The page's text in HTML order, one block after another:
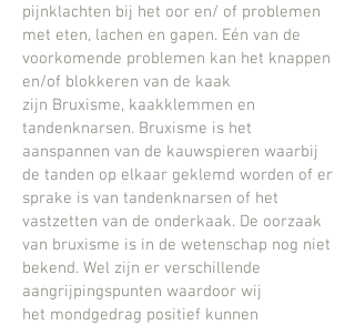
pijnklachten bij het oor en/ of problemen
met eten, lachen en gapen. Eén van de
voorkomende problemen kan het knappen
en/of blokkeren van de kaak
zijn Bruxisme, kaakklemmen en
tandenknarsen. Bruxisme is het
aanspannen van de kauwspieren waarbij
de tanden op elkaar geklemd worden of er
sprake is van tandenknarsen of het
vastzetten van de onderkaak. De oorzaak
van bruxisme is in de wetenschap nog niet
bekend. Wel zijn er verschillende
aangrijpingspunten waardoor wij
het mondgedrag positief kunnen